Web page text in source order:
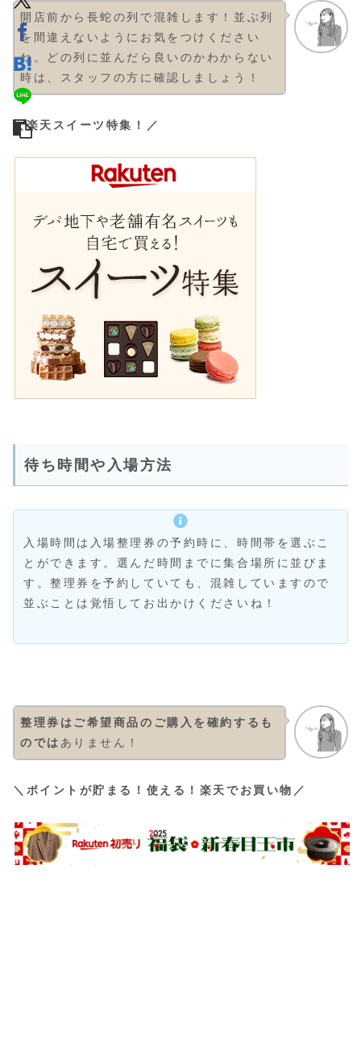
開店前から長蛇の列で混雑します！並ぶ列
を間違えないようにお気をつけください
ね。どの列に並んだら良いのかわからない
時は、スタッフの方に確認しましょう！
＼楽天スイーツ特集！／
待ち時間や入場方法
入場時間は入場整理券の予約時に、時間帯を選ぶこ
とができます。選んだ時間までに集合場所に並びま
す。整理券を予約していても、混雑していますので
並ぶことは覚悟してお出かけくださいね！
整理券はご希望商品のご購入を確約するも
のでは ありません！
＼ポイントが貯まる！使える！楽天でお買い物／